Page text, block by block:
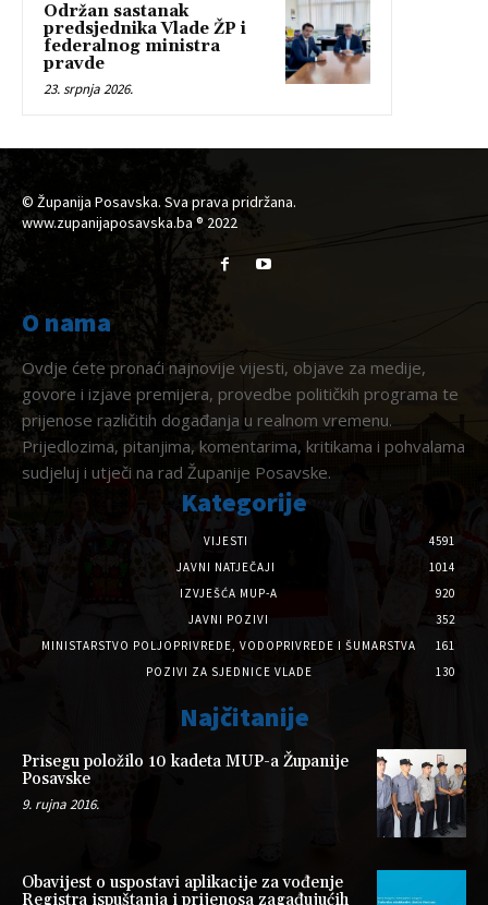
Održan sastanak
predsjednika Vlade ŽP i
federalnog ministra
pravde
23. srpnja 2026.
© Županija Posavska. Sva prava pridržana.
www.zupanijaposavska.ba ® 2022
O nama
Ovdje ćete pronaći najnovije vijesti, objave za medije,
govore i izjave premijera, provedbe političkih programa te
prijenose različitih događanja u realnom vremenu.
Prijedlozima, pitanjima, komentarima, kritikama i pohvalama
sudjeluj i utječi na rad Županije Posavske.
Kategorije
VIJESTI
4591
JAVNI NATJEČAJI
1014
IZVJEŠĆA MUP-A
920
JAVNI POZIVI
352
MINISTARSTVO POLJOPRIVREDE, VODOPRIVREDE I ŠUMARSTVA
161
POZIVI ZA SJEDNICE VLADE
130
Najčitanije
Prisegu položilo 10 kadeta MUP-a Županije
Posavske
9. rujna 2016.
Obavijest o uspostavi aplikacije za vođenje
Registra ispuštanja i prijenosa zagađujućih